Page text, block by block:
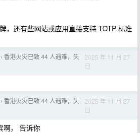
，还有些网站或应用直接支持 TOTP 标准
› 香港火灾已致 44 人遇难，失
2025 年 11 月 27
日
› 香港火灾已致 44 人遇难，失
2025 年 11 月 27
日
啊， 告诉你